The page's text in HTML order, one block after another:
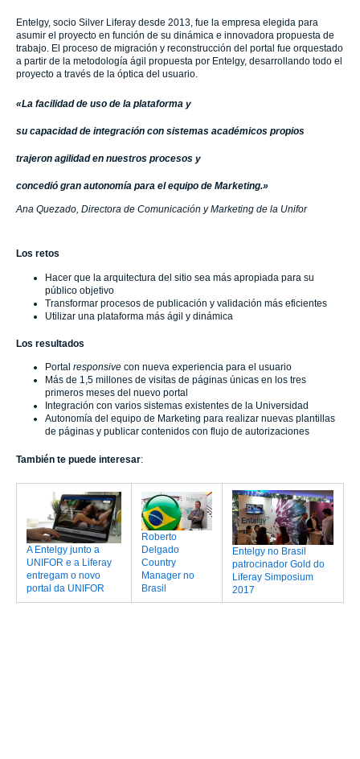
Entelgy, socio Silver Liferay desde 2013, fue la empresa elegida para
asumir el proyecto en función de su dinámica e innovadora propuesta de
trabajo. El proceso de migración y reconstrucción del portal fue orquestado
a partir de la metodología ágil propuesta por Entelgy, desarrollando todo el
proyecto a través de la óptica del usuario.
«La facilidad de uso de la plataforma y
su capacidad de integración con sistemas académicos propios
trajeron agilidad en nuestros procesos y
concedió gran autonomía para el equipo de Marketing.»
Ana Quezado, Directora de Comunicación y Marketing de la Unifor
Los retos
Hacer que la arquitectura del sitio sea más apropiada para su
público objetivo
Transformar procesos de publicación y validación más eficientes
Utilizar una plataforma más ágil y dinámica
Los resultados
Portal responsive con nueva experiencia para el usuario
Más de 1,5 millones de visitas de páginas únicas en los tres
primeros meses del nuevo portal
Integración con varios sistemas existentes de la Universidad
Autonomía del equipo de Marketing para realizar nuevas plantillas
de páginas y publicar contenidos con flujo de autorizaciones
También te puede interesar:
A Entelgy junto a
UNIFOR e a Liferay
entregam o novo
portal da UNIFOR
Roberto
Delgado
Country
Manager no
Brasil
Entelgy no Brasil
patrocinador Gold do
Liferay Simposium
2017